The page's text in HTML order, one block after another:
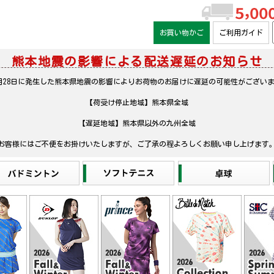
お買い物かご ご利用ガイド
熊本地震の影響による配送遅延のお知らせ
28日に発生した熊本県地震の影響によりお荷物のお届けに遅延の可能性がござい
【荷受け停止地域】熊本県全域
【遅延地域】熊本県以外の九州全域
客様にはご不便をお掛けいたしますが、ご了承の程よろしくお願い申し上げます